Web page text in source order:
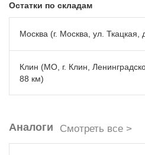
Остатки по складам
Москва (г. Москва, ул. Ткацкая,
Клин (МО, г. Клин,
88 км)
Аналоги Смотреть все >